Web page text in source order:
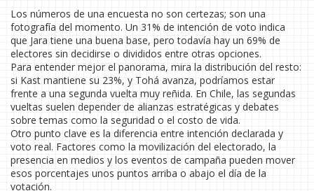
Los números de una encuesta no son certezas; son una
fotografía del momento. Un 31% de intención de voto indica
que Jara tiene una buena base, pero todavía hay un 69% de
electores sin decidirse o divididos entre otras opciones.
Para entender mejor el panorama, mira la distribución del resto:
si Kast mantiene su 23%, y Tohá avanza, podríamos estar
frente a una segunda vuelta muy reñida. En Chile, las segundas
vueltas suelen depender de alianzas estratégicas y debates
sobre temas como la seguridad o el costo de vida.
Otro punto clave es la diferencia entre intención declarada y
voto real. Factores como la movilización del electorado, la
presencia en medios y los eventos de campaña pueden mover
esos porcentajes unos puntos arriba o abajo el día de la
votación.